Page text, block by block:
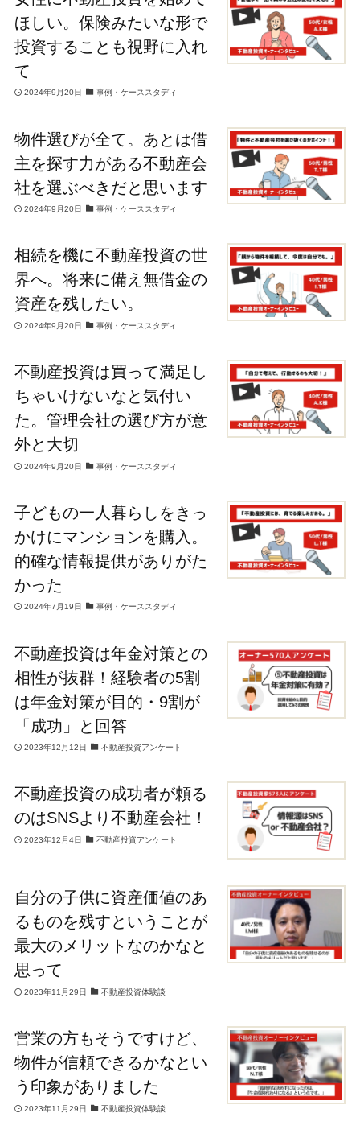
ほしい。保険みたいな形で
投資することも視野に入れ
て
2024年9月20日 事例・ケーススタディ
物件選びが全て。あとは借
主を探す力がある不動産会
社を選ぶべきだと思います
2024年9月20日 事例・ケーススタディ
相続を機に不動産投資の世
界へ。将来に備え無借金の
資産を残したい。
2024年9月20日 事例・ケーススタディ
不動産投資は買って満足し
ちゃいけないなと気付い
た。管理会社の選び方が意
外と大切
2024年9月20日 事例・ケーススタディ
子どもの一人暮らしをきっ
かけにマンションを購入。
的確な情報提供がありがた
かった
2024年7月19日 事例・ケーススタディ
不動産投資は年金対策との
相性が抜群！経験者の5割
は年金対策が目的・9割が
「成功」と回答
2023年12月12日 不動産投資アンケート
不動産投資の成功者が頼る
のはSNSより不動産会社！
2023年12月4日 不動産投資アンケート
自分の子供に資産価値のあ
るものを残すということが
最大のメリットなのかなと
思って
2023年11月29日 不動産投資体験談
営業の方もそうですけど、
物件が信頼できるかなとい
う印象がありました
2023年11月29日 不動産投資体験談